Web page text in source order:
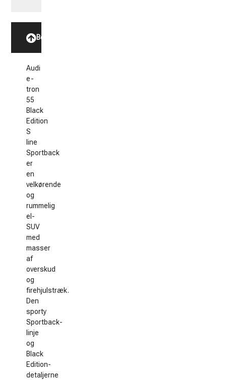
Beskrivelse
Audi
e-
tron
55
Black
Edition
S
line
Sportback
er
en
velkørende
og
rummelig
el-
SUV
med
masser
af
overskud
og
firehjulstræk.
Den
sporty
Sportback-
linje
og
Black
Edition-
detaljerne